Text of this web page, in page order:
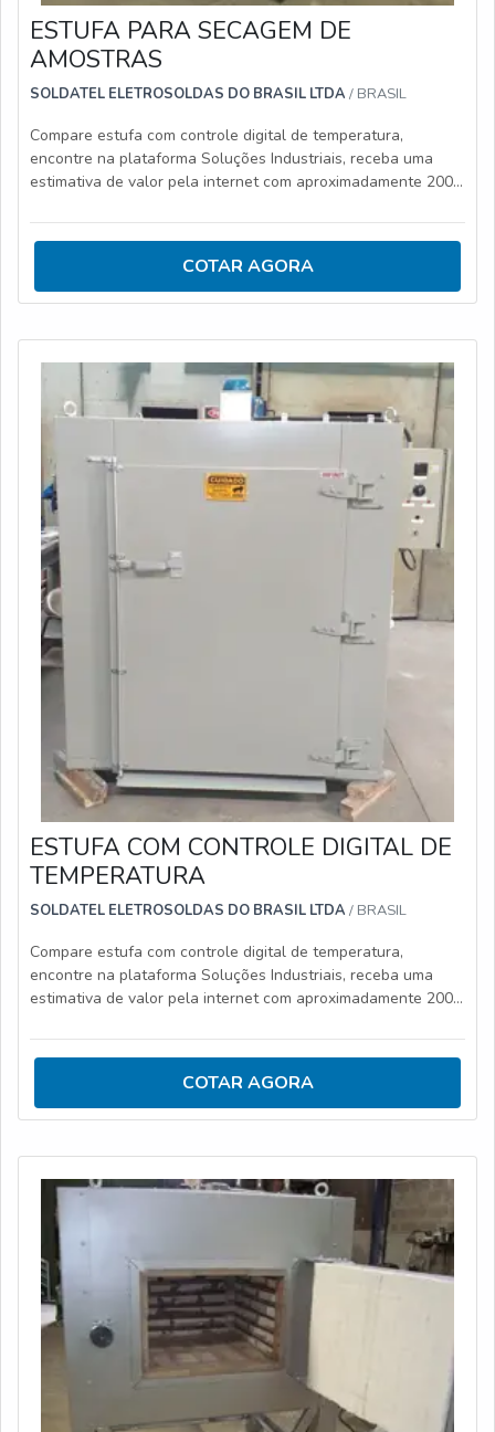
ESTUFA PARA SECAGEM DE
AMOSTRAS
SOLDATEL ELETROSOLDAS DO BRASIL LTDA / BRASIL
Compare estufa com controle digital de temperatura,
encontre na plataforma Soluções Industriais, receba uma
estimativa de valor pela internet com aproximadamente 200
COTAR AGORA
ESTUFA COM CONTROLE DIGITAL DE
TEMPERATURA
SOLDATEL ELETROSOLDAS DO BRASIL LTDA / BRASIL
Compare estufa com controle digital de temperatura,
encontre na plataforma Soluções Industriais, receba uma
estimativa de valor pela internet com aproximadamente 200
COTAR AGORA